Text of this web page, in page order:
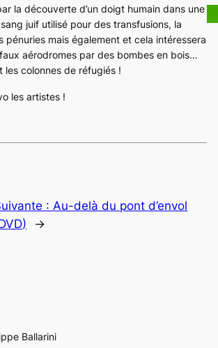
la découverte d’un doigt humain dans une
juif utilisé pour des transfusions, la
mais également et cela intéressera
aérodromes par des bombes en bois…
les colonnes de réfugiés !
les artistes !
: Au-delà du pont d’envol
→
Ballarini